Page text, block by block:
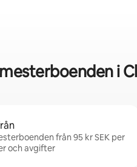
i
från 95 kr SEK per
och avgifter